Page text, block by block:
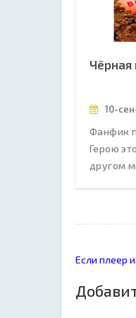
Чёрная
10-
Фанфик
Герою
другом
Если плеер